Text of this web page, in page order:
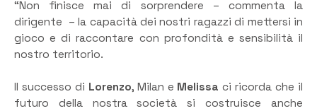
“Non finisce mai di sorprendere – commenta la
dirigente – la capacità dei nostri ragazzi di mettersi in
gioco e di raccontare con profondità e sensibilità il
nostro territorio.
Il successo di Lorenzo, Milan e Melissa ci ricorda che il
futuro della nostra società si costruisce anche